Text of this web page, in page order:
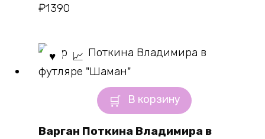
₽1390
В корзину
Варган Поткина Владимира в